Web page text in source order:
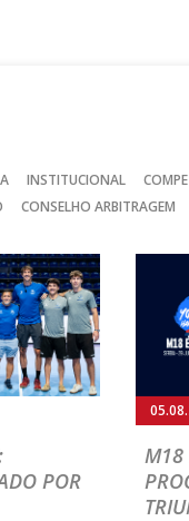
INSTITUCIONAL
CONSELHO ARBITRAGEM
POR
M18